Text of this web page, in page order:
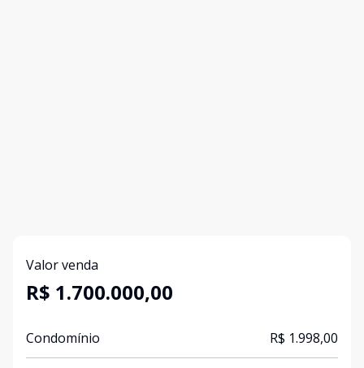
Valor venda
R$ 1.700.000,00
Condomínio R$ 1.998,00